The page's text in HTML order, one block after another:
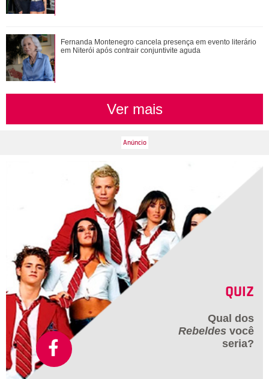
Fernanda Montenegro cancela presença em evento literário
em Niterói após contrair conjuntivite aguda
Ver mais
QUIZ
Qual dos
Rebeldes você
seria?